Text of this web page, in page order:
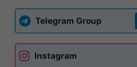
Telegram Group
Instagram